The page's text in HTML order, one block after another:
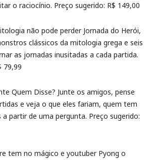
o raciocínio. Preço sugerido: R$ 149,00
não pode perder Jornada do Herói,
clássicos da mitologia grega e seis
as jornadas inusitadas a cada partida.
79,99
Quem Disse? Junte os amigos, pense
e veja o que eles fariam, quem tem
a partir de uma pergunta. Preço sugerido:
tem no mágico e youtuber Pyong o